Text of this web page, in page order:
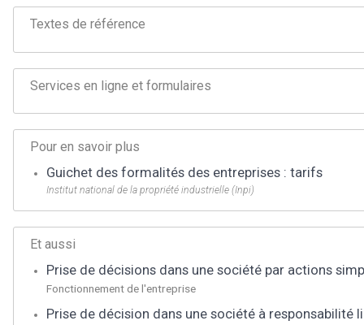
Textes de référence
Services en ligne et formulaires
Pour en savoir plus
Guichet des formalités des entreprises : tarifs
Institut national de la propriété industrielle (Inpi)
Et aussi
Prise de décisions dans une société par actions
Fonctionnement de l'entreprise
Prise de décision dans une société à responsabilité